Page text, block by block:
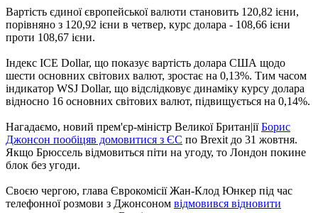
Вартість єдиної європейської валюти становить 120,82 ієни,
порівняно з 120,92 ієни в четвер, курс долара - 108,66 ієни
проти 108,67 ієни.
Індекс ICE Dollar, що показує вартість долара США щодо
шести основних світових валют, зростає на 0,13%. Тим часом
індикатор WSJ Dollar, що відслідковує динаміку курсу долара
відносно 16 основних світових валют, підвищується на 0,14%.
Нагадаємо, новий прем'єр-міністр Великої Британ|іїБорис
Джонсон пообіцяв домовитися з ЄС по Brexit до 31 жовтня.
Якщо Брюссель відмовиться піти на угоду, то Лондон покине
блок без угоди.
Своєю чергою, глава Єврокомісії Жан-Клод Юнкер під час
телефонної розмови з Джонсоном відмовився відновити